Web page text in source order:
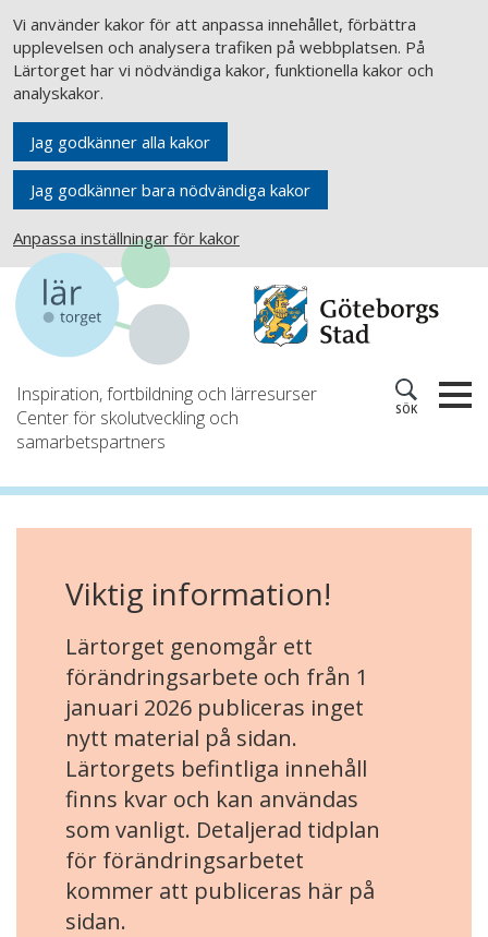
Vi använder kakor för att anpassa innehållet, förbättra
upplevelsen och analysera trafiken på webbplatsen. På
Lärtorget har vi nödvändiga kakor, funktionella kakor och
analyskakor.
Jag godkänner alla kakor
Jag godkänner bara nödvändiga kakor
Anpassa inställningar för kakor
Inspiration, fortbildning och lärresurser
Center för skolutveckling och
samarbetspartners
SÖK
Viktig information!
Lärtorget genomgår ett
förändringsarbete och från 1
januari 2026 publiceras inget
nytt material på sidan.
Lärtorgets befintliga innehåll
finns kvar och kan användas
som vanligt. Detaljerad tidplan
för förändringsarbetet
kommer att publiceras här på
sidan.